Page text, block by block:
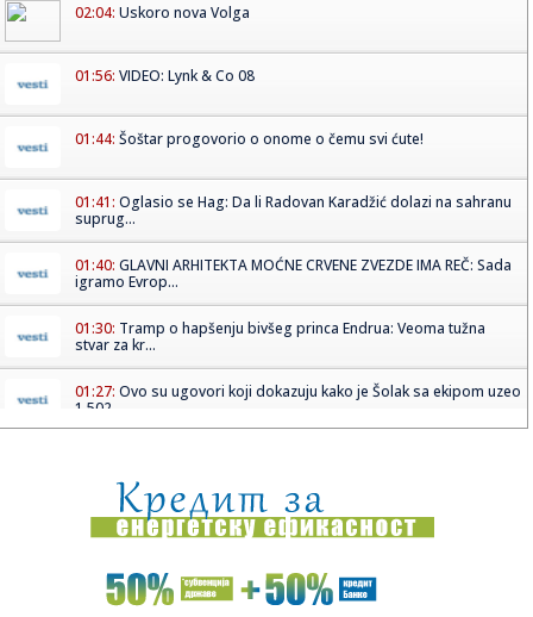
02:04: Uskoro nova Volga
01:56: VIDEO: Lynk & Co 08
01:44: Šoštar progovorio o onome o čemu svi ćute!
01:41: Oglasio se Hag: Da li Radovan Karadžić dolazi na sahranu
suprug...
01:40: GLAVNI ARHITEKTA MOĆNE CRVENE ZVEZDE IMA REČ: Sada
igramo Evrop...
01:30: Tramp o hapšenju bivšeg princa Endrua: Veoma tužna
stvar za kr...
01:27: Ovo su ugovori koji dokazuju kako je Šolak sa ekipom uzeo
1,502 ...
01:16:Kazne do 100.000 evra i tri godine zatvora za klanje: Kraj
gastro...
00:42:Džej Aleksandar pet nedelja bio u komi! Posle šloga nije
mogao ...